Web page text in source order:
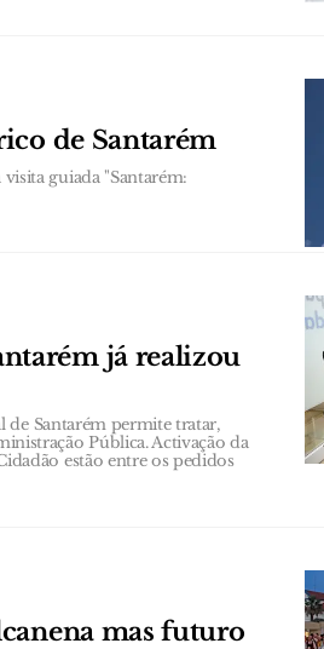
de Santarém
guiada "Santarém:
já realizou
Santarém permite tratar,
Pública. Activação da
estão entre os pedidos
mas futuro